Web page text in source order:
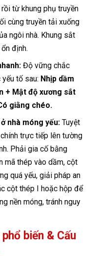
rồi từ khung phụ truyền
cùng truyền tải xuống
ngôi nhà. Khung sắt
định.
Độ vững chắc
tố sau: Nhịp dầm
+ Mật độ xương sắt
giằng chéo.
nhà móng yếu: Tuyệt
trực tiếp lên tường
Phải gia cố bằng
mã thép vào dầm, cột
quá yếu, giải pháp an
cột thép I hoặc hộp để
nền móng, tránh nguy
biến & Cấu